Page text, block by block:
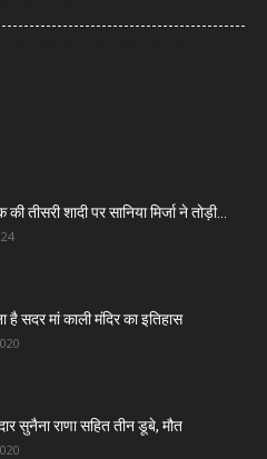
तीसरी शादी पर सानिया मिर्जा ने तोड़ी...
है सदर मां काली मंदिर का इतिहास
सुनैना राणा सहित तीन डूबे, मौत